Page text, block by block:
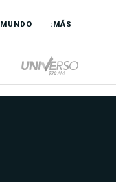
MUNDO :MÁS